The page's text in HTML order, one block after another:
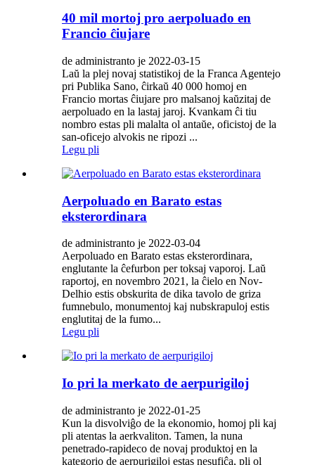
40 mil mortoj pro aerpoluado en
Francio ĉiujare
de administranto je 2022-03-15
Laŭ la plej novaj statistikoj de la Franca Agentejo
pri Publika Sano, ĉirkaŭ 40 000 homoj en
Francio mortas ĉiujare pro malsanoj kaŭzitaj de
aerpoluado en la lastaj jaroj. Kvankam ĉi tiu
nombro estas pli malalta ol antaŭe, oficistoj de la
san-oficejo alvokis ne ripozi ...
Legu pli
Aerpoluado en Barato estas
eksterordinara
de administranto je 2022-03-04
Aerpoluado en Barato estas eksterordinara,
englutante la ĉefurbon per toksaj vaporoj. Laŭ
raportoj, en novembro 2021, la ĉielo en Nov-
Delhio estis obskurita de dika tavolo de griza
fumnebulo, monumentoj kaj nubskrapuloj estis
englutitaj de la fumo...
Legu pli
Io pri la merkato de aerpurigiloj
de administranto je 2022-01-25
Kun la disvolviĝo de la ekonomio, homoj pli kaj
pli atentas la aerkvaliton. Tamen, la nuna
penetrado-rapideco de novaj produktoj en la
kategorio de aerpurigiloj estas nesufiĉa, pli ol